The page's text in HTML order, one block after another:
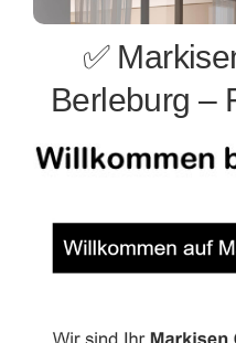
✅
Berleburg –